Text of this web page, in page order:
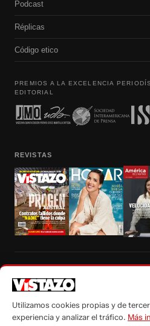
Podcast
Réplicas
Código etico
PREMIOS A LA EXCELENCIA
EDITORIAL
REVISTAS
autorización escrita de su titular, de todos los
Utilizamos cookies propias y de
experiencia y analizar el tráfico. Más